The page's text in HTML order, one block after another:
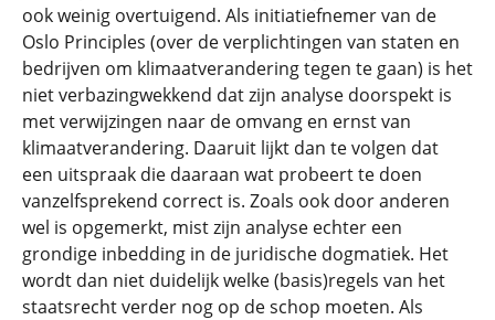
ook weinig overtuigend. Als initiatiefnemer van de
Oslo Principles (over de verplichtingen van staten en
bedrijven om klimaatverandering tegen te gaan) is het
niet verbazingwekkend dat zijn analyse doorspekt is
met verwijzingen naar de omvang en ernst van
klimaatverandering. Daaruit lijkt dan te volgen dat
een uitspraak die daaraan wat probeert te doen
vanzelfsprekend correct is. Zoals ook door anderen
wel is opgemerkt, mist zijn analyse echter een
grondige inbedding in de juridische dogmatiek. Het
wordt dan niet duidelijk welke (basis)regels van het
staatsrecht verder nog op de schop moeten. Als